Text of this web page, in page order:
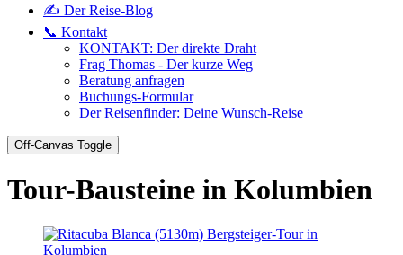
✍️ Der Reise-Blog
📞 Kontakt
KONTAKT: Der direkte Draht
Frag Thomas - Der kurze Weg
Beratung anfragen
Buchungs-Formular
Der Reisenfinder: Deine Wunsch-Reise
Off-Canvas Toggle
Tour-Bausteine in Kolumbien